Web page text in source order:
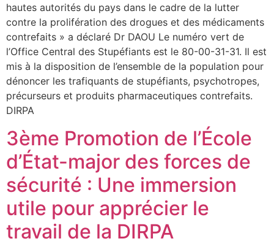
hautes autorités du pays dans le cadre de la lutter
contre la prolifération des drogues et des médicaments
contrefaits » a déclaré Dr DAOU Le numéro vert de
l’Office Central des Stupéfiants est le 80-00-31-31. Il est
mis à la disposition de l’ensemble de la population pour
dénoncer les trafiquants de stupéfiants, psychotropes,
précurseurs et produits pharmaceutiques contrefaits.
DIRPA
3ème Promotion de l’École
d’État-major des forces de
sécurité : Une immersion
utile pour apprécier le
travail de la DIRPA